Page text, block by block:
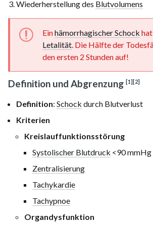
Wiederherstellung des Blutvolumens
Einhämorrhagischer Schock
Letalität. Die Hälfte der
den ersten 2 Stunden auf!
Definition und Abgrenzung [1][2]
Definition: Schock durch Blutverlust
Kriterien
Kreislauffunktionsstörung
Systolischer Blutdruck <90 mmHg
Zentralisierung
Tachykardie
Tachypnoe
Organdysfunktion